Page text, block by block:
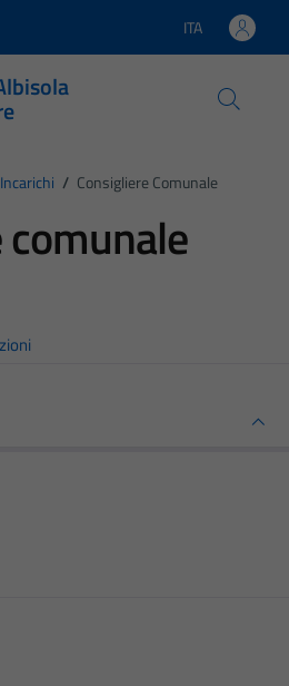
Lingua attiva:
ITA
Incarichi / Consigliere Comunale